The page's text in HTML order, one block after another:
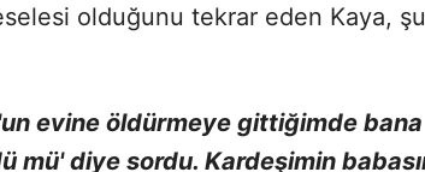
olduğunu tekrar eden Kaya,
evine öldürmeye gittiğimde bana
mü' diye sordu. Kardeşimin